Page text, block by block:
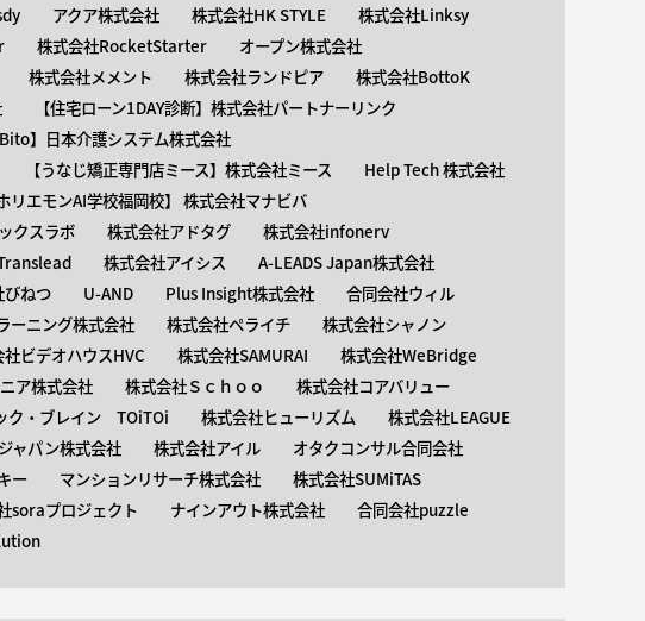
アクア株式会社 株式会社HK STYLE
株式会社Linksy
株式会社RocketStarter
オープン株式会社
株式会社メメント 株式会社ランドピア
株式会社BottoK
【住宅ローン1DAY診断】株式会社パートナーリンク
】日本介護システム株式会社
【​うなじ矯正専門店ミース】株式会社ミース
Help Tech 株式会社
ホリエモンAI学校福岡校】 株式会社マナビバ
クスラボ 株式会社アドタグ
株式会社infonerv
株式会社アイシス
A-LEADS Japan株式会社
びねつ U-AND Plus Insight株式会社
合同会社ウィル
ーニング株式会社 株式会社ペライチ
株式会社シャノン
ビデオハウスHVC 株式会社SAMURAI
株式会社WeBridge
ア株式会社 株式会社Ｓｃｈｏｏ
株式会社コアバリュー
ク・ブレイン TOiTOi 株式会社ヒューリズム
株式会社LEAGUE
ャパン株式会社 株式会社アイル
オタクコンサル合同会社
ー マンションリサーチ株式会社
株式会社SUMiTAS
soraプロジェクト ナインアウト株式会社
合同会社puzzle